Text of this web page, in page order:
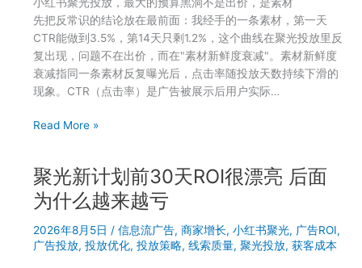
先把反常识的结论放在最前面：我经手的一条素材，第一天
CTR能做到3.5%，第14天只剩1.2%，这个曲线在聚光投放里反
复出现，问题不在出价，而在"素材新鲜度衰减"。素材新鲜度
衰减指同一条素材反复曝光后，点击率随投放天数持续下滑的
现象。CTR（点击率）是广告被展示后用户实际…
小
聚
光
投
放
效
Read More »
聚光新计划前30天ROI很漂亮 后面
为什么越来越亏
2026年8月5日 / 信息流广告, 商家增长, 小红书聚光, 广告ROI,
广告投放, 投放优化, 投放策略, 线索质量, 聚光投放, 获客成本